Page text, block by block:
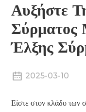
Αυξήστε
Έλξης
2025-03-10
Είστε στον κλάδο των